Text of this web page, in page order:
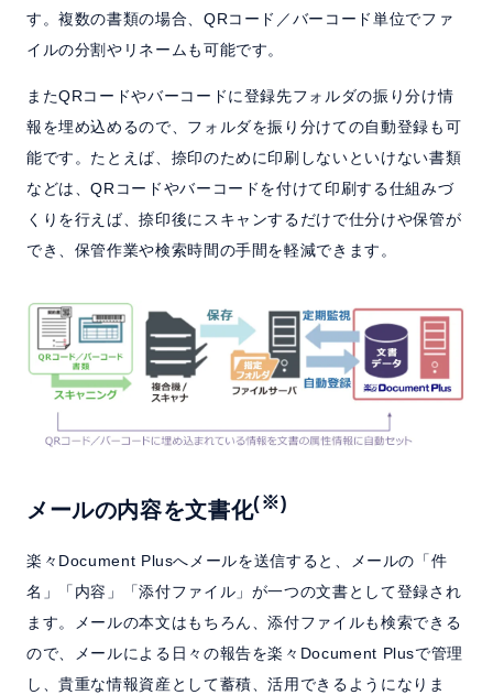
す。複数の書類の場合、QRコード／バーコード単位でファ
イルの分割やリネームも可能です。
またQRコードやバーコードに登録先フォルダの振り分け情
報を埋め込めるので、フォルダを振り分けての自動登録も可
能です。たとえば、捺印のために印刷しないといけない書類
などは、QRコードやバーコードを付けて印刷する仕組みづ
くりを行えば、捺印後にスキャンするだけで仕分けや保管が
でき、保管作業や検索時間の手間を軽減できます。
メールの内容を文書化(※)
楽々Document Plusへメールを送信すると、メールの「件
名」「内容」「添付ファイル」が一つの文書として登録され
ます。メールの本文はもちろん、添付ファイルも検索できる
ので、メールによる日々の報告を楽々Document Plusで管理
し、貴重な情報資産として蓄積、活用できるようになりま